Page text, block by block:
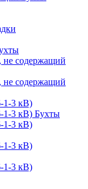
не содержащий
не содержащий
1-3 кВ)
1-3 кВ) Бухты
1-3 кВ)
1-3 кВ)
1-3 кВ)